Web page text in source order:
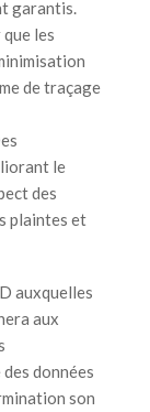
garantis.
les
de traçage
le
des
plaintes et
auxquelles
aux
données
son